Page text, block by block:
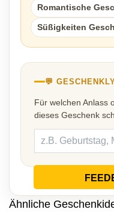
Romantische
Süßigkeiten
💬
Für welchen Anlass
dieses Geschenk
Ähnliche